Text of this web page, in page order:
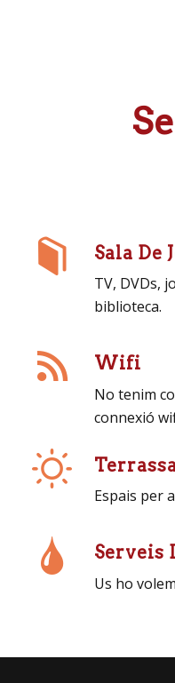
Sala De
TV, DVDs,
biblioteca.
Wifi
No tenim
connexió
Espais per
Serveis
Us ho